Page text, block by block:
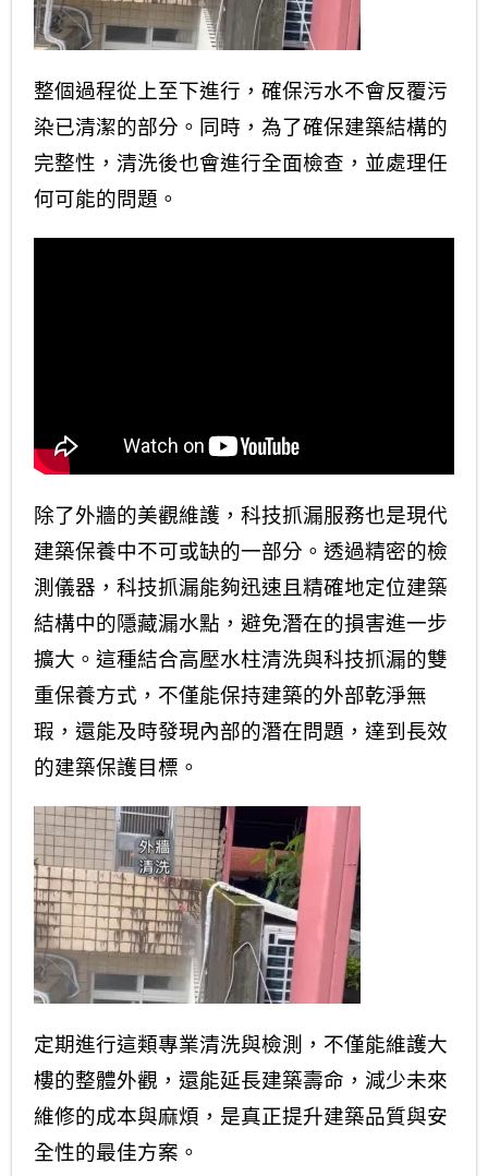
整個過程從上至下進行，確保污水不會反覆污
染已清潔的部分。同時，為了確保建築結構的
完整性，清洗後也會進行全面檢查，並處理任
何可能的問題。
除了外牆的美觀維護，科技抓漏服務也是現代
建築保養中不可或缺的一部分。透過精密的檢
測儀器，科技抓漏能夠迅速且精確地定位建築
結構中的隱藏漏水點，避免潛在的損害進一步
擴大。這種結合高壓水柱清洗與科技抓漏的雙
重保養方式，不僅能保持建築的外部乾淨無
瑕，還能及時發現內部的潛在問題，達到長效
的建築保護目標。
定期進行這類專業清洗與檢測，不僅能維護大
樓的整體外觀，還能延長建築壽命，減少未來
維修的成本與麻煩，是真正提升建築品質與安
全性的最佳方案。